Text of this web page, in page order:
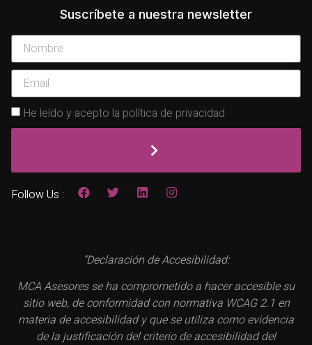
Suscríbete a nuestra newsletter
He leído y acepto la política de privacidad
Follow Us :
“Declaración de Accesibilidad:
MCA Asesores se ha comprometido a hacer accesible su
sitio web, de conformidad con normativa WCAG 2.1 en
materia de accesibilidad y que se utiliza como evidencia
de la justificación del criterio de accesibilidad del